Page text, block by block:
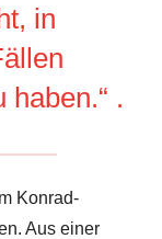
in
haben.“ .
Konrad-
Aus einer